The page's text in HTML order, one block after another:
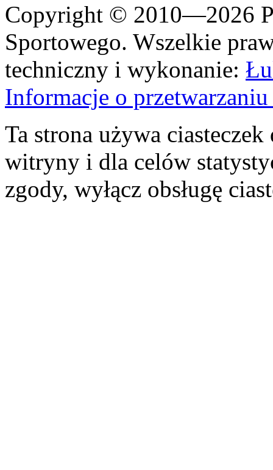
Copyright © 2010—2026
Sportowego. Wszelkie
techniczny i wykonanie:
Informacje o
Ta strona używa
witryny i dla celów
zgody, wyłącz obsługę